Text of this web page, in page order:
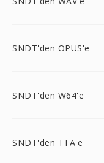
SNDT'den OPUS'e
SNDT'den W64'e
SNDT'den TTA'e